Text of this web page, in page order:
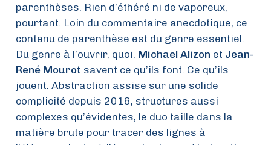
parenthèses. Rien d’éthéré ni de vaporeux,
pourtant. Loin du commentaire anecdotique, ce
contenu de parenthèse est du genre essentiel.
Du genre à l’ouvrir, quoi. Michael Alizon et Jean-
René Mourot savent ce qu’ils font. Ce qu’ils
jouent. Abstraction assise sur une solide
complicité depuis 2016, structures aussi
complexes qu’évidentes, le duo taille dans la
matière brute pour tracer des lignes à